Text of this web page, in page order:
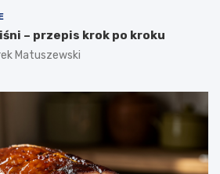
– przepis krok po kroku
Matuszewski